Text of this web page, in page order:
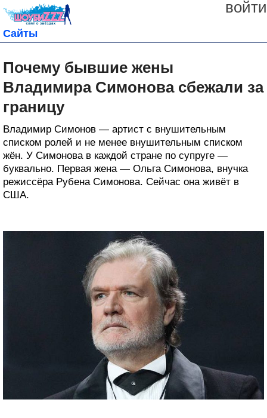
войти
Сайты
Почему бывшие жены
Владимира Симонова сбежали за
границу
Владимир Симонов — артист с внушительным
списком ролей и не менее внушительным списком
жён. У Симонова в каждой стране по супруге —
буквально. Первая жена — Ольга Симонова, внучка
режиссёра Рубена Симонова. Сейчас она живёт в
США.